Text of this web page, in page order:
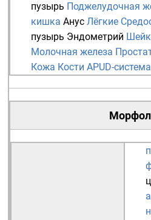
пузырь Поджелудочная
кишка Анус Лёгкие
пузырь Эндометрий
Молочная железа
Кожа Кости APUD-система